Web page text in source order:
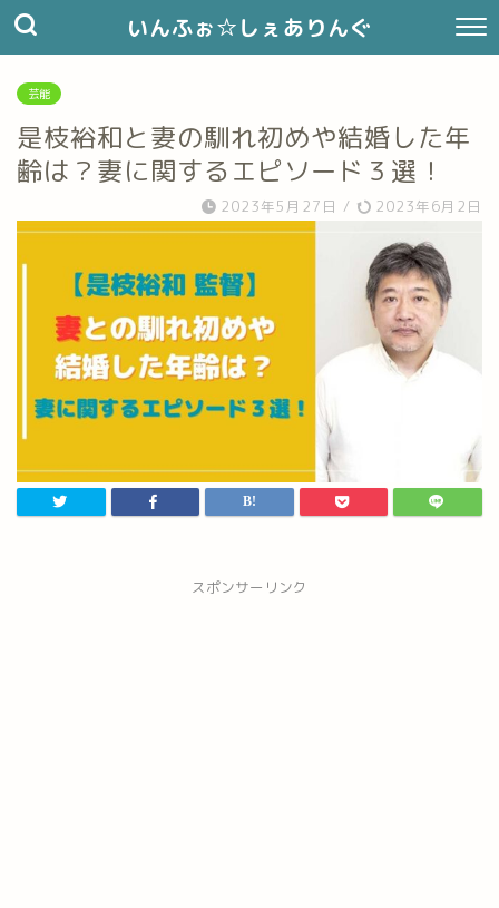
いんふぉ☆しぇありんぐ
芸能
是枝裕和と妻の馴れ初めや結婚した年
齢は？妻に関するエピソード３選！
2023年5月27日 / 2023年6月2日
スポンサーリンク